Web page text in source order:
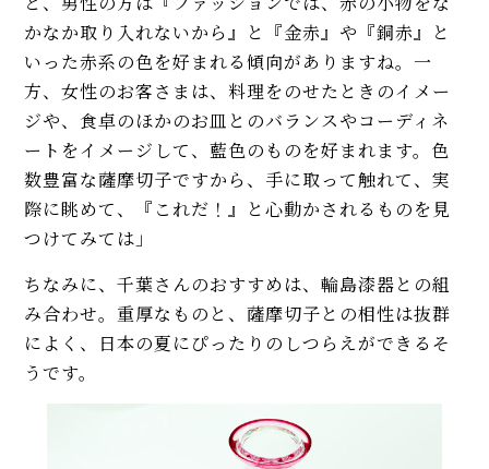
かなか取り入れないから』と『金赤』や『銅赤』と
いった赤系の色を好まれる傾向がありますね。一
方、女性のお客さまは、料理をのせたときのイメー
ジや、食卓のほかのお皿とのバランスやコーディネ
ートをイメージして、藍色のものを好まれます。色
数豊富な薩摩切子ですから、手に取って触れて、実
際に眺めて、『これだ！』と心動かされるものを見
つけてみては」
ちなみに、千葉さんのおすすめは、輪島漆器との組
み合わせ。重厚なものと、薩摩切子との相性は抜群
によく、日本の夏にぴったりのしつらえができるそ
うです。